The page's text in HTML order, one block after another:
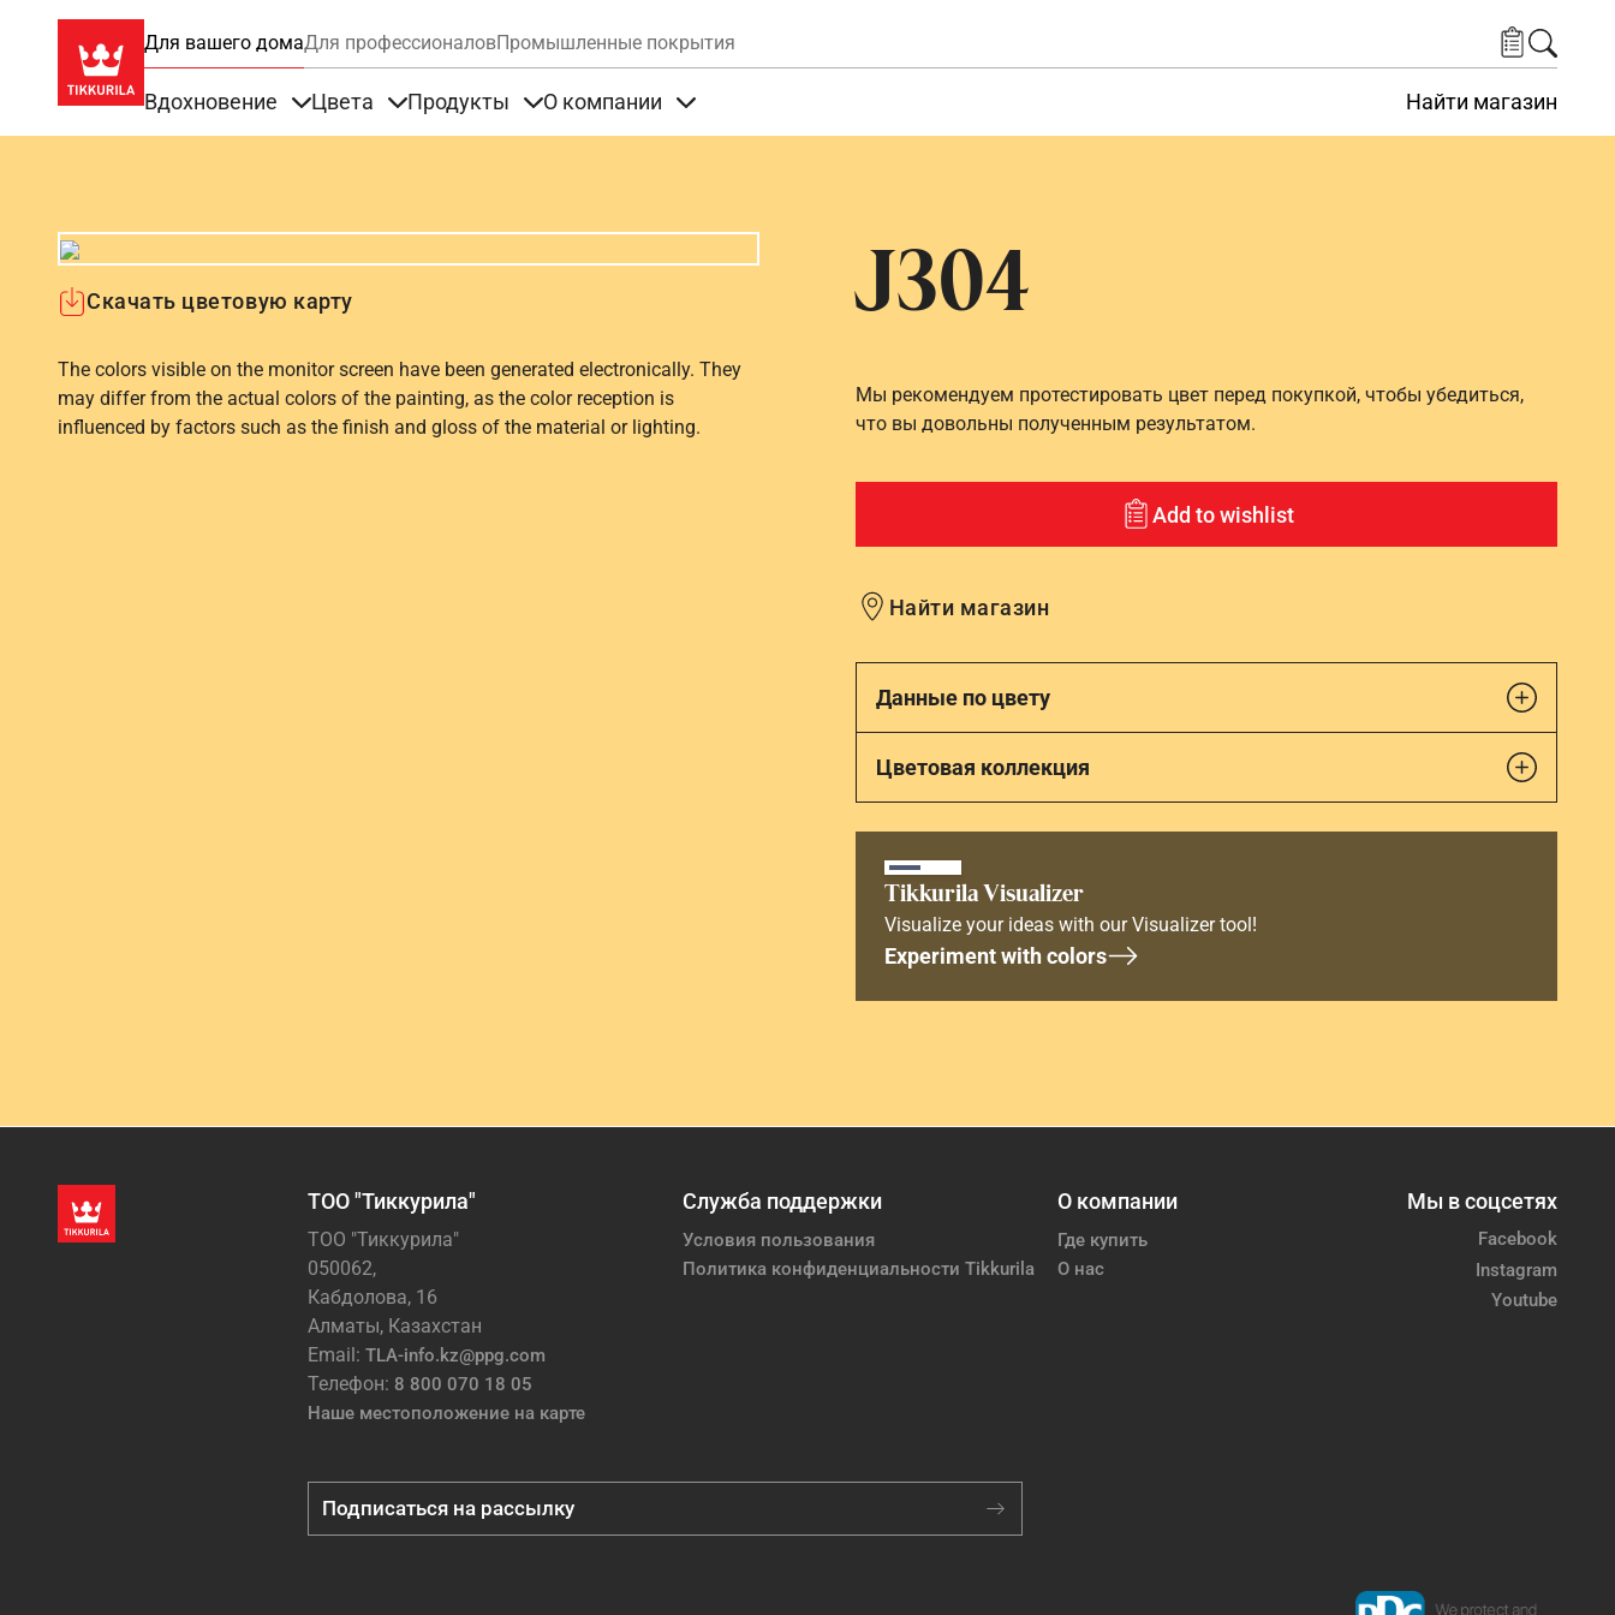
Для вашего домаДля профессионаловПромышленные покрытия
Вдохновение Цвета Продукты О компании Найти магазин
J304
Скачать цветовую карту
The colors visible on the monitor screen have been generated electronically. They
may differ from the actual colors of the painting, as the color reception is
influenced by factors such as the finish and gloss of the material or lighting.
Мы рекомендуем протестировать цвет перед покупкой, чтобы убедиться,
что вы довольны полученным результатом.
Add to wishlist
Найти магазин
Данные по цвету
Цветовая коллекция
Tikkurila Visualizer
Visualize your ideas with our Visualizer tool!
Experiment with colors
ТОО "Тиккурила"
ТОО "Тиккурила"
050062,
Кабдолова, 16
Алматы, Казахстан
Email: TLA-info.kz@ppg.com
Телефон: 8 800 070 18 05
Наше местоположение на карте
Служба поддержки
Условия пользования
Политика конфиденциальности Tikkurila
О компании
Где купить
О нас
Мы в соцсетях
Facebook
Instagram
Youtube
Подписаться на рассылку